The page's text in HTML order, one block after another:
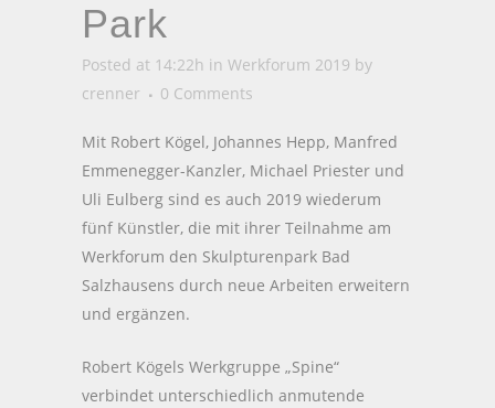
Park
Posted at 14:22h in Werkforum 2019 by
crenner
0 Comments
Mit Robert Kögel, Johannes Hepp, Manfred
Emmenegger-Kanzler, Michael Priester und
Uli Eulberg sind es auch 2019 wiederum
fünf Künstler, die mit ihrer Teilnahme am
Werkforum den Skulpturenpark Bad
Salzhausens durch neue Arbeiten erweitern
und ergänzen.
Robert Kögels Werkgruppe „Spine“
verbindet unterschiedlich anmutende